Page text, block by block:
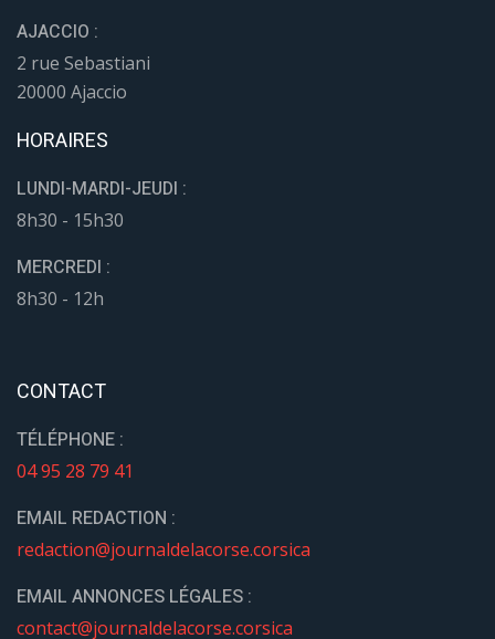
AJACCIO :
2 rue Sebastiani
20000 Ajaccio
HORAIRES
LUNDI-MARDI-JEUDI :
8h30 - 15h30
MERCREDI :
8h30 - 12h
CONTACT
TÉLÉPHONE :
04 95 28 79 41
EMAIL REDACTION :
redaction@journaldelacorse.corsica
EMAIL ANNONCES LÉGALES :
contact@journaldelacorse.corsica